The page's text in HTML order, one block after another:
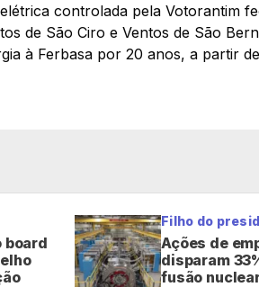
controlada pela Votorantim
de São Ciro e Ventos de São
à Ferbasa por 20 anos, a partir
board
Filho do
Ações de
disparam
fusão